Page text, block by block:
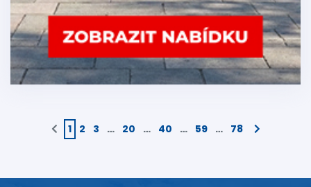
1 2 3 … 20 … 40 … 59 … 78